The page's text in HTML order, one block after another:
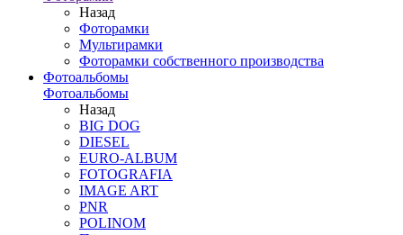
Назад
Фоторамки
Мультирамки
Фоторамки собственного производства
Фотоальбомы
Фотоальбомы
Назад
BIG DOG
DIESEL
EURO-ALBUM
FOTOGRAFIA
IMAGE ART
PNR
POLINOM